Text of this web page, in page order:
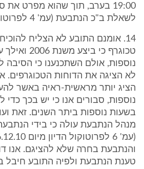
19:00 בערב, תוך שהוא מפרט את
לשאלת ב"כ הנתבעת (עמ' 4 לפרוטוקול שורות 8-9).
14. אומנם התובע לא הצליח
טכוגרף כי
נוספות, אולם השתכנענו כי
לא הציגה את הדוחות הטכוגרפים.
הציג יותר מראשית-ראיה באשר
נוספות, סבורים אנו כי יש בכך
בשעות נוספות ביתר השנים. זאת
מנהל הנתבעת עולה כי בידי
והנתבעת בחרה שלא להציגם. אנו
טענת הנתבעת ולפיה התובע חיבל